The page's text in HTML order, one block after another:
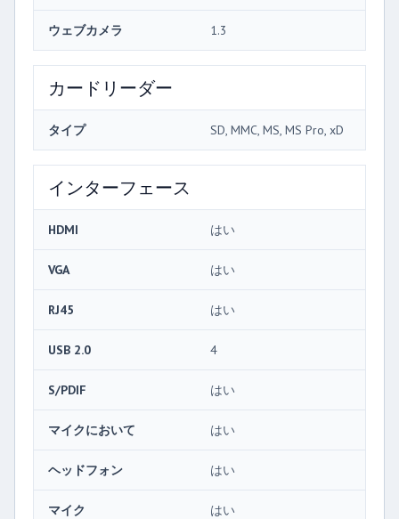
ウェブカメラ 1.3
カードリーダー
タイプ SD, MMC, MS, MS Pro, xD
インターフェース
HDMI はい
VGA はい
RJ45 はい
USB 2.0 4
S/PDIF はい
マイクにおいて はい
ヘッドフォン はい
マイク はい